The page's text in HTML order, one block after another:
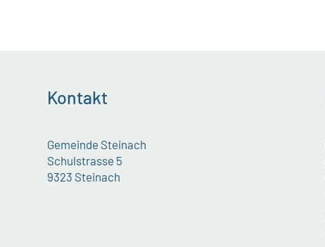
Kontakt
Gemeinde Steinach
Schulstrasse 5
9323 Steinach